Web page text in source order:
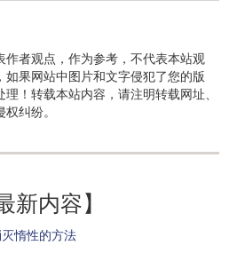
作者观点，作为参考，不代表本站观
如果网站中图片和文字侵犯了您的版
！转载本站内容，请注明转载网址、
纠纷。
新内容】
惰性的方法